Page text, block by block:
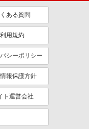
ある質問
利用規約
シーポリシー
報保護方針
ト運営会社